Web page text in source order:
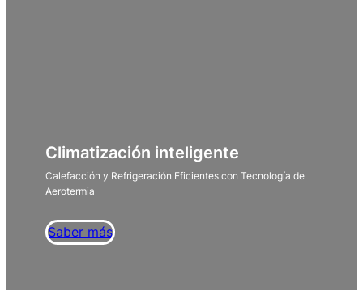
Climatización inteligente
Calefacción y Refrigeración Eficientes con Tecnología de
Aerotermia
Saber más